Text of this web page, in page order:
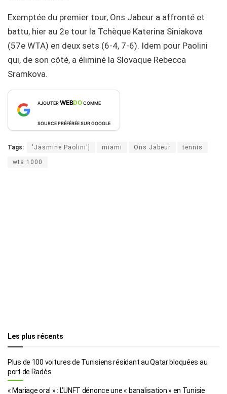
Exemptée du premier tour, Ons Jabeur a affronté et
battu, hier au 2e tour la Tchèque Katerina Siniakova
(57e WTA) en deux sets (6-4, 7-6). Idem pour Paolini
qui, de son côté, a éliminé la Slovaque Rebecca
Sramkova.
AJOUTERWEBDOCOMME
SOURCE PRÉFÉRÉE SUR GOOGLE
Tags: 'Jasmine Paolini'] miami Ons Jabeur tennis
wta 1000
Les plus récents
Plus de 100 voitures de Tunisiens résidant au Qatar bloquées au
port de Radès
« Mariage oral » : L’UNFT dénonce une « banalisation » en Tunisie